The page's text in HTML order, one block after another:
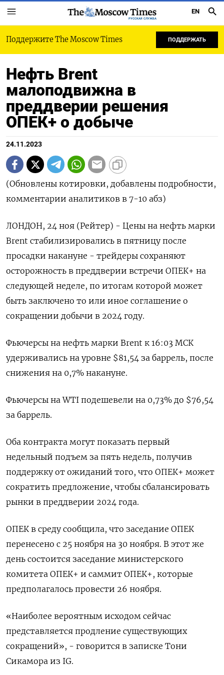
РУССКАЯ СЛУЖБА
EN
Поддержите The Moscow Times ПОДДЕРЖАТЬ
Нефть Brent
малоподвижна в
преддверии решения
ОПЕК+ о добыче
24.11.2023
(Обновлены котировки, добавлены подробности,
комментарии аналитиков в 7-10 абз)
ЛОНДОН, 24 ноя (Рейтер) - Цены на нефть марки
Brent стабилизировались в пятницу после
просадки накануне - трейдеры сохраняют
осторожность в преддверии встречи ОПЕК+ на
следующей неделе, по итогам которой может
быть заключено то или иное соглашение о
сокращении добычи в 2024 году.
Фьючерсы на нефть марки Brent к 16:03 МСК
удерживались на уровне $81,54 за баррель, после
снижения на 0,7% накануне.
Фьючерсы на WTI подешевели на 0,73% до $76,54
за баррель.
Оба контракта могут показать первый
недельный подъем за пять недель, получив
поддержку от ожиданий того, что ОПЕК+ может
сократить предложение, чтобы сбалансировать
рынки в преддверии 2024 года.
ОПЕК в среду сообщила, что заседание ОПЕК
перенесено с 25 ноября на 30 ноября. В этот же
день состоится заседание министерского
комитета ОПЕК+ и саммит ОПЕК+, которые
предполагалось провести 26 ноября.
«Наиболее вероятным исходом сейчас
представляется продление существующих
сокращений», - говорится в записке Тони
Сикамора из IG.